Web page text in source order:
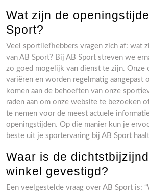
Wat zijn de
Sport?
Veel sportliefhebbers vragen zich af: wat
van AB Sport? Bij AB Sport streven we
zo goed mogelijk van dienst te zijn. Onze
variëren en worden regelmatig aangepast
komen aan de behoeften van onze
raden aan om onze website te bezoeken
te nemen voor de meest actuele
openingstijden. Op die manier kun je
beste uit je sportervaring bij AB Sport
Waar is de
winkel gevestigd?
Een veelgestelde vraag over AB Sport is: